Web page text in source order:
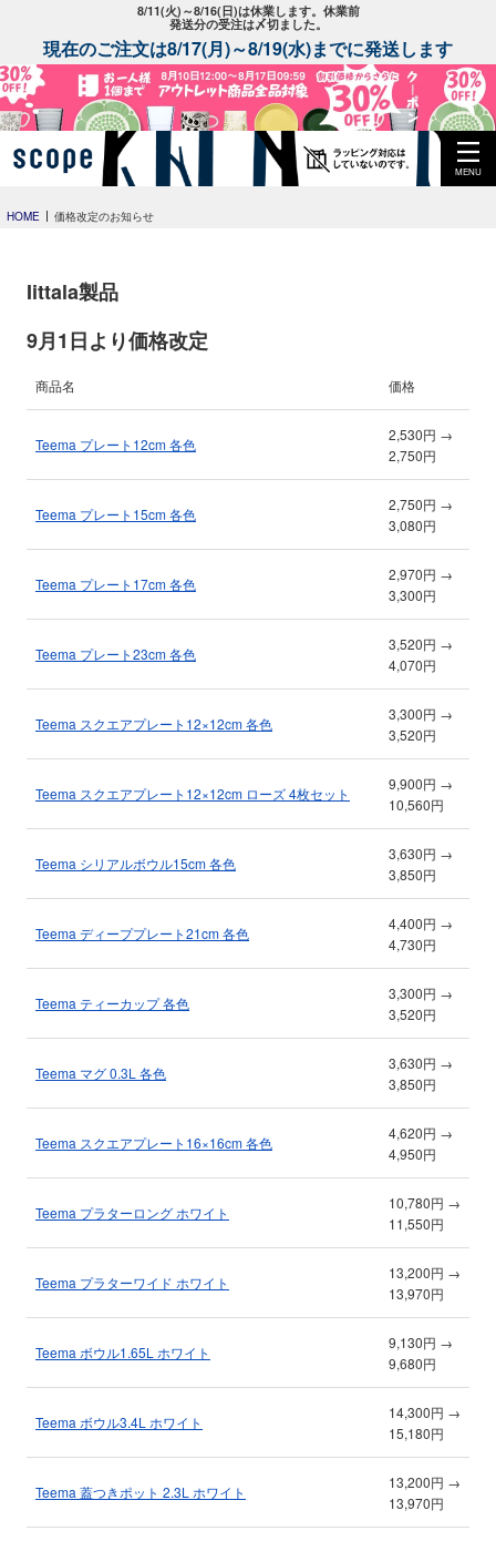
8/11(火)～8/16(日)は休業します。休業前
発送分の受注は〆切ました。
現在のご注文は8/17(月)～8/19(水)までに発送します
MENU
HOME 価格改定のお知らせ
Iittala製品
9月1日より価格改定
商品名 価格
Teema プレート12cm 各色
2,530円 →
2,750円
Teema プレート15cm 各色
2,750円 →
3,080円
Teema プレート17cm 各色
2,970円 →
3,300円
Teema プレート23cm 各色
3,520円 →
4,070円
Teema スクエアプレート12×12cm 各色
3,300円 →
3,520円
Teema スクエアプレート12×12cm ローズ 4枚セット
9,900円 →
10,560円
Teema シリアルボウル15cm 各色
3,630円 →
3,850円
Teema ディーププレート21cm 各色
4,400円 →
4,730円
Teema ティーカップ 各色
3,300円 →
3,520円
Teema マグ 0.3L 各色
3,630円 →
3,850円
Teema スクエアプレート16×16cm 各色
4,620円 →
4,950円
Teema プラターロング ホワイト
10,780円 →
11,550円
Teema プラターワイド ホワイト
13,200円 →
13,970円
Teema ボウル1.65L ホワイト
9,130円 →
9,680円
Teema ボウル3.4L ホワイト
14,300円 →
15,180円
Teema 蓋つきポット 2.3L ホワイト
13,200円 →
13,970円